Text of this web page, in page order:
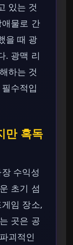
있는 것
물로 간
을 때 광
. 광맥 리
하는 것
수적입
만 혹독
수익성
초기 섬
임 장소,
곳은 공
괴적인